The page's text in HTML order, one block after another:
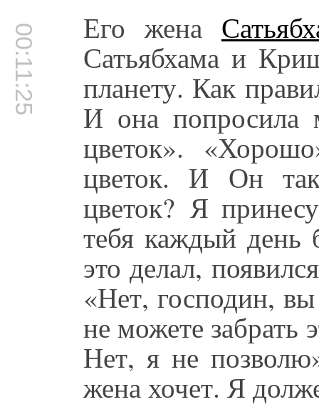
00:11:25 Его жена
Сатьябхама и
планету. Как
И она попросила
цветок».
цветок. И Он
цветок? Я
тебя каждый
это делал,
«Нет, господин,
не можете забрать
Нет, я не
жена хочет. Я